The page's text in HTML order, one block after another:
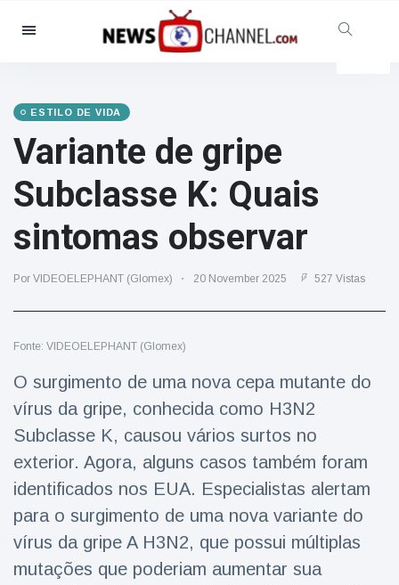
Categorias
Social & Diversão
Cinema & TV
(81)
(237)
Celebridades
(13938)
Moda e Beleza
(122)
Estilo de Vida
Saúde e Aptidão Física
(73)
Viagens & Aventura
(77)
Notícias mais recentes
A 'fuga' de
algemas do
mágico faz a
plateia rir
205 Vistas
ESTILO DE VIDA
Variante de gripe
Subclasse K: Quais
sintomas observar
Por VIDEOELEPHANT (Glomex) 20 November 2025 527 Vistas
Fonte: VIDEOELEPHANT (Glomex)
O surgimento de uma nova cepa mutante do
vírus da gripe, conhecida como H3N2
Subclasse K, causou vários surtos no
exterior. Agora, alguns casos também foram
identificados nos EUA. Especialistas alertam
para o surgimento de uma nova variante do
vírus da gripe A H3N2, que possui múltiplas
mutações que poderiam aumentar sua